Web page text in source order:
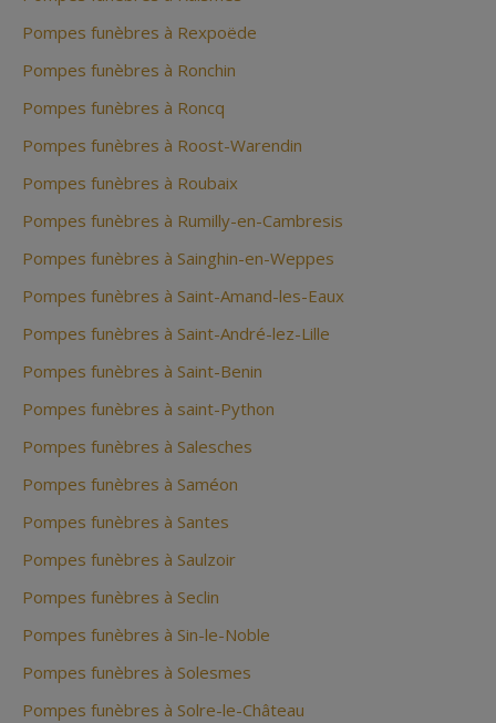
Pompes funèbres à Rexpoëde
Pompes funèbres à Ronchin
Pompes funèbres à Roncq
Pompes funèbres à Roost-Warendin
Pompes funèbres à Roubaix
Pompes funèbres à Rumilly-en-Cambresis
Pompes funèbres à Sainghin-en-Weppes
Pompes funèbres à Saint-Amand-les-Eaux
Pompes funèbres à Saint-André-lez-Lille
Pompes funèbres à Saint-Benin
Pompes funèbres à saint-Python
Pompes funèbres à Salesches
Pompes funèbres à Saméon
Pompes funèbres à Santes
Pompes funèbres à Saulzoir
Pompes funèbres à Seclin
Pompes funèbres à Sin-le-Noble
Pompes funèbres à Solesmes
Pompes funèbres à Solre-le-Château